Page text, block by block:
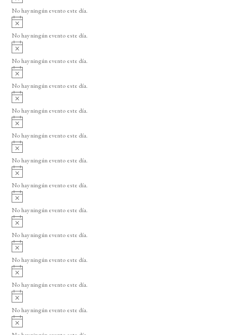
o
v
i
o
No hay ningún evento este día.
A
v
i
o
No hay ningún evento este día.
A
v
i
o
No hay ningún evento este día.
A
v
i
o
No hay ningún evento este día.
A
v
i
o
No hay ningún evento este día.
A
v
i
o
No hay ningún evento este día.
A
v
i
o
No hay ningún evento este día.
A
v
i
o
No hay ningún evento este día.
A
v
i
o
No hay ningún evento este día.
A
v
i
o
No hay ningún evento este día.
A
v
i
o
No hay ningún evento este día.
A
v
i
o
No hay ningún evento este día.
A
v
i
o
No hay ningún evento este día.
A
v